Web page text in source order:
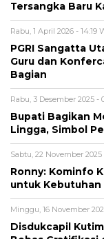
Tersangka Baru
Rabu, 1 April 2026 - 14:19
PGRI Sangatta
Guru dan
Bagian
Rabu, 3 Desember 2025 -
Bupati Bagikan
Lingga, Simbol
Sabtu, 22 November 2025
Ronny: Kominfo
untuk
Minggu, 16 November
Disdukcapil